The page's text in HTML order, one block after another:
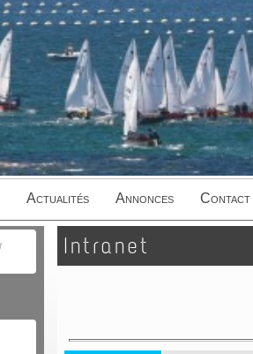
Actualités Annonces Contact
Intranet